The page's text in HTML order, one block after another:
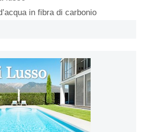
in fibra di carbonio